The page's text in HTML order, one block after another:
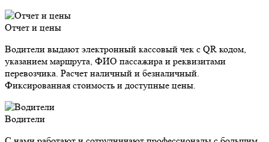
Отчет и цены
Водители выдают электронный кассовый чек с QR кодом,
указанием маршрута, ФИО пассажира и реквизитами
перевозчика. Расчет наличный и безналичный.
Фиксированная стоимость и доступные цены.
Водители